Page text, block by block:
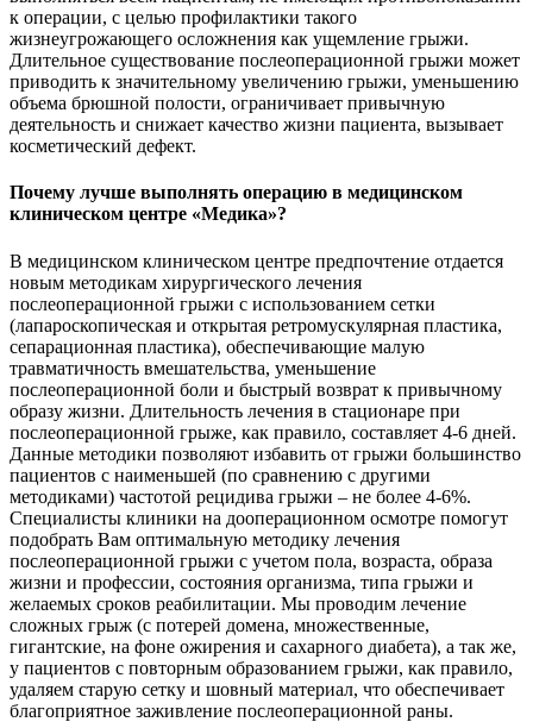
к операции, с целью профилактики такого
жизнеугрожающего осложнения как ущемление грыжи.
Длительное существование послеоперационной грыжи может
приводить к значительному увеличению грыжи, уменьшению
объема брюшной полости, ограничивает привычную
деятельность и снижает качество жизни пациента, вызывает
косметический дефект.
Почему лучше выполнять операцию в медицинском
клиническом центре «Медика»?
В медицинском клиническом центре предпочтение отдается
новым методикам хирургического лечения
послеоперационной грыжи с использованием сетки
(лапароскопическая и открытая ретромускулярная пластика,
сепарационная пластика), обеспечивающие малую
травматичность вмешательства, уменьшение
послеоперационной боли и быстрый возврат к привычному
образу жизни. Длительность лечения в стационаре при
послеоперационной грыже, как правило, составляет 4-6 дней.
Данные методики позволяют избавить от грыжи большинство
пациентов с наименьшей (по сравнению с другими
методиками) частотой рецидива грыжи – не более 4-6%.
Специалисты клиники на дооперационном осмотре помогут
подобрать Вам оптимальную методику лечения
послеоперационной грыжи с учетом пола, возраста, образа
жизни и профессии, состояния организма, типа грыжи и
желаемых сроков реабилитации. Мы проводим лечение
сложных грыж (с потерей домена, множественные,
гигантские, на фоне ожирения и сахарного диабета), а так же,
у пациентов с повторным образованием грыжи, как правило,
удаляем старую сетку и шовный материал, что обеспечивает
благоприятное заживление послеоперационной раны.